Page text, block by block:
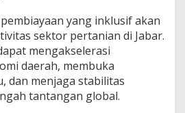
yang inklusif akan
sektor pertanian di Jabar.
mengakselerasi
daerah, membuka
dan menjaga stabilitas
tantangan global.